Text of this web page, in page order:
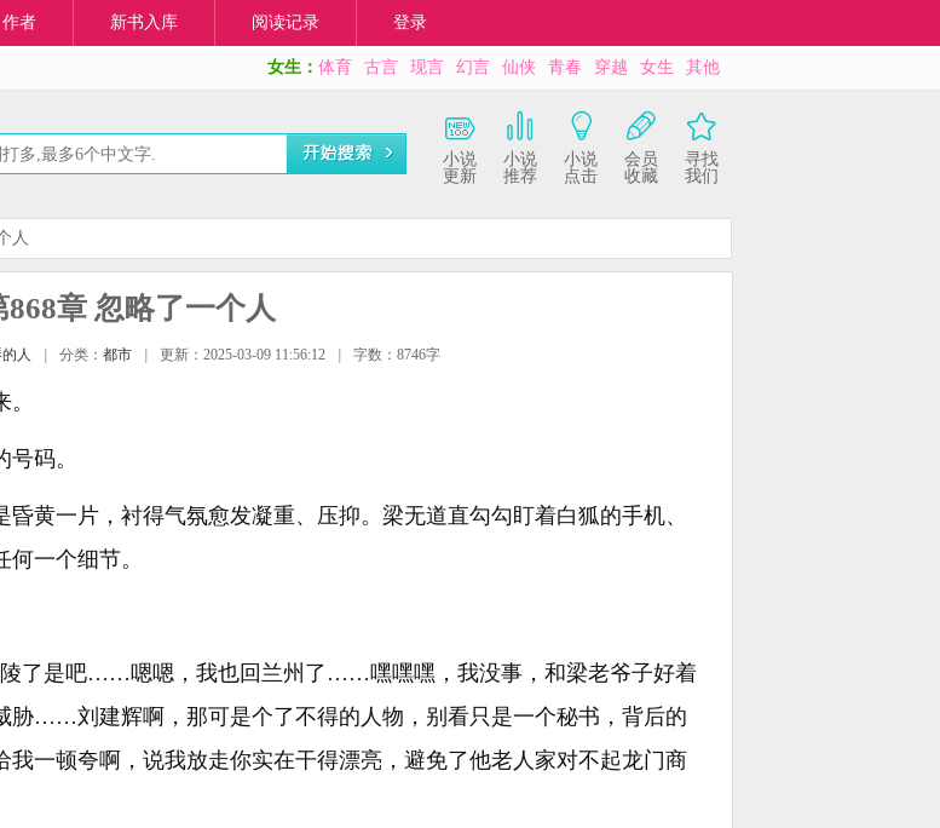
作者 新书入库 阅读记录 登录
女生： 体育 古言 现言 幻言 仙侠 青春 穿越 女生 其他
小说
更新
小说
推荐
小说
点击
会员
收藏
寻找
我们
人
868章 忽略了一个人
人 分类： 都市 更新：2025-03-09 11:56:12 字数：8746字
码。
黄一片，衬得气氛愈发凝重、压抑。梁无道直勾勾盯着白狐的手机、
一个细节。
了是吧……嗯嗯，我也回兰州了……嘿嘿嘿，我没事，和梁老爷子好着
……刘建辉啊，那可是个了不得的人物，别看只是一个秘书，背后的
一顿夸啊，说我放走你实在干得漂亮，避免了他老人家对不起龙门商